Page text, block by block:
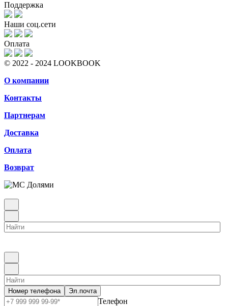
Поддержка
Наши соц.сети
Оплата
© 2022 - 2024 LOOKBOOK
О компании
Контакты
Партнерам
Доставка
Оплата
Возврат
Номер телефона Эл.почта
Телефон